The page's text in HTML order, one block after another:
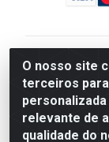
O nosso site
terceiros
relevante de
qualidade do
D&A
807 – 3A,